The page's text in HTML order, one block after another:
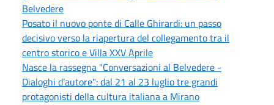
Belvedere
Posato il nuovo ponte di Calle Ghirardi: un passo
decisivo verso la riapertura del collegamento tra il
centro storico e Villa XXV Aprile
Nasce la rassegna "Conversazioni al Belvedere -
Dialoghi d’autore": dal 21 al 23 luglio tre grandi
protagonisti della cultura italiana a Mirano